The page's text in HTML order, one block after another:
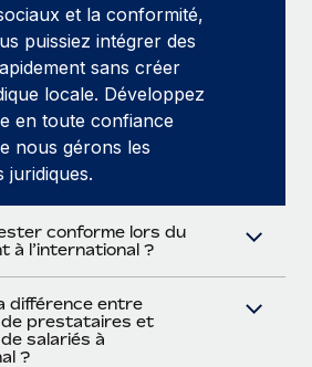
et la conformité,
puissiez intégrer des
sans créer
locale. Développez
en toute confiance
nous gérons les
juridiques.
conforme lors du
à l’international ?
différence entre
de prestataires et
de salariés à
?